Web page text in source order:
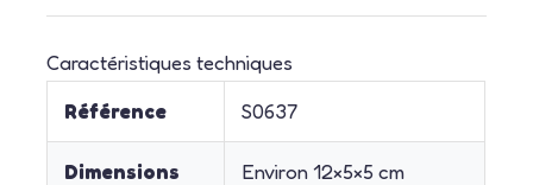
Caractéristiques techniques
Référence
S0637
Dimensions Environ 12×5×5 cm